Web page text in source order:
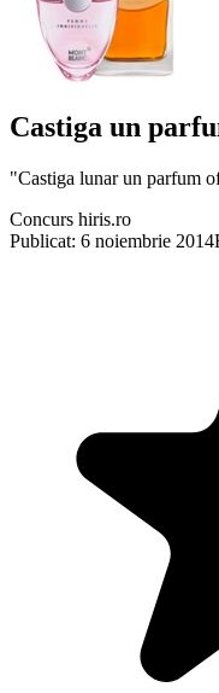
Castiga un
"Castiga lunar un parfum
Concurs hiris.ro
Publicat: 6 noiembrie 2014